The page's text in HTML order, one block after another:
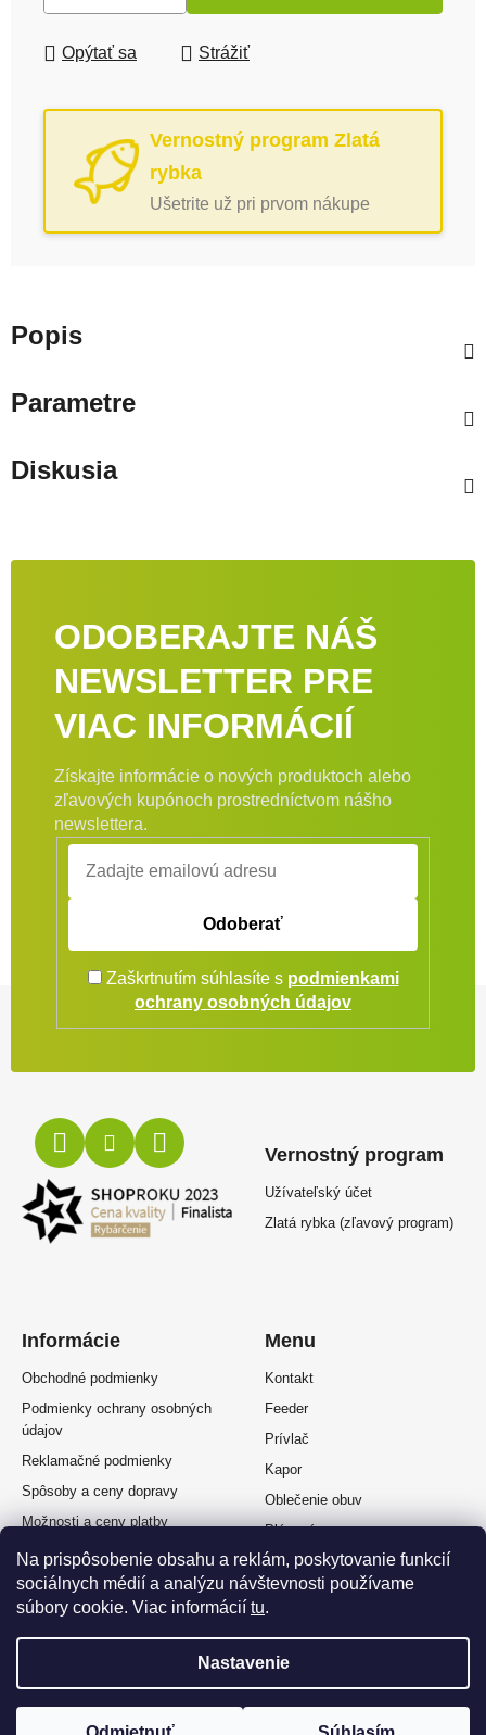
Na prispôsobenie obsahu a reklám, poskytovanie funkcií
sociálnych médií a analýzu návštevnosti používame
súbory cookie. Viac informácií tu.
Nastavenie
Opýtať sa Strážiť
Vernostný program Zlatá
rybka
Ušetrite už pri prvom nákupe
Popis
Parametre
Diskusia
ODOBERAJTE NÁŠ
NEWSLETTER PRE
VIAC INFORMÁCIÍ
Získajte informácie o nových produktoch alebo
zľavových kupónoch prostredníctvom nášho
newslettera.
Odoberať
Zaškrtnutím súhlasíte s podmienkami
ochrany osobných údajov
Informácie
Obchodné podmienky
Podmienky ochrany osobných
údajov
Reklamačné podmienky
Spôsoby a ceny dopravy
Možnosti a ceny platby
Splátkový predaj
Odstúpenie od zmluvy
Vernostný program
Užívateľský účet
Zlatá rybka (zľavový program)
Menu
Kontakt
Feeder
Prívlač
Kapor
Oblečenie obuv
Plávaná
Muškárina
Vytvoril Shoptet Premium a
Adatelier